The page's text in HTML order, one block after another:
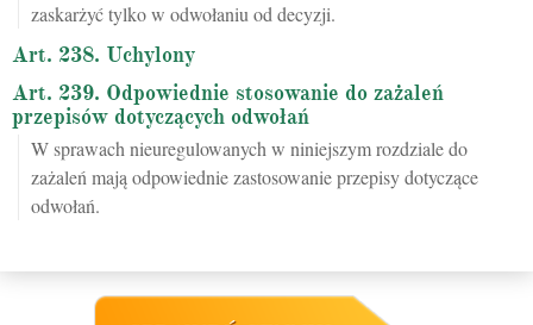
zaskarżyć tylko w odwołaniu od decyzji.
Art. 238. Uchylony
Art. 239. Odpowiednie stosowanie do zażaleń
przepisów dotyczących odwołań
W sprawach nieuregulowanych w niniejszym rozdziale do
zażaleń mają odpowiednie zastosowanie przepisy dotyczące
odwołań.